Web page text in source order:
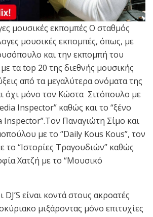
μουσικές εκπομπές Ο σταθμός
μουσικές εκπομπές, όπως, με
και την εκπομπή του
τα top 20 της διεθνής μουσικής
από τα μεγαλύτερα ονόματα της
όχι μόνο τον Κώστα Σιτόπουλο με
Inspector” καθώς και το “ξένο
Inspector”.Τον Παναγιώτη Σίμο και
με το “Daily Kous Kous”, τον
το “Ιστορίες Τραγουδιών” καθώς
Χατζή με το “Μουσικό
είναι κοντά στους ακροατές
μιξάροντας μόνο επιτυχίες